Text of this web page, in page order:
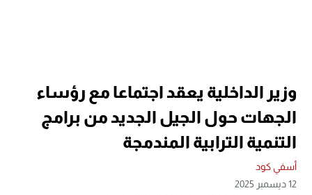
وزير الداخلية يعقد اجتماعا مع رؤساء
الجهات حول الجيل الجديد من برامج
التنمية الترابية المندمجة
أسفي كود
12 ديسمبر 2025